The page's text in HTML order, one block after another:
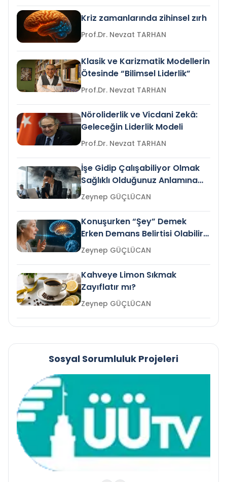
Kriz zamanlarında zihinsel zırh
Prof.Dr. Nevzat TARHAN
Klasik ve Karizmatik Modellerin
Ötesinde “Bilimsel Liderlik”
Prof.Dr. Nevzat TARHAN
Nöroliderlik ve Vicdani Zekâ:
Geleceğin Liderlik Modeli
Prof.Dr. Nevzat TARHAN
İşe Gidip Çalışabiliyor Olmak
Sağlıklı Olduğunuz Anlamına
Gelir mi?Zeynep GÜÇLÜCAN
Konuşurken “Şey” Demek
Erken Demans Belirtisi Olabilir
mi?
Zeynep GÜÇLÜCAN
Kahveye Limon Sıkmak
Zayıflatır mı?
Zeynep GÜÇLÜCAN
Sosyal Sorumluluk Projeleri